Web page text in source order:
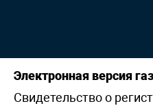
Электронная версия
Свидетельство о